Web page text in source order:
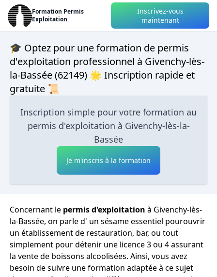
Formation Permis
Exploitation
Inscrivez-vous
maintenant
🎓 Optez pour une formation de permis
d'exploitation professionnel à Givenchy-lès-
la-Bassée (62149) 🌟 Inscription rapide et
gratuite 📜
Inscription simple pour votre formation au
permis d'exploitation à Givenchy-lès-la-
Bassée
Je m'inscris à la formation
Concernant le permis d'exploitation à Givenchy-lès-
la-Bassée, on parle d' un sésame essentiel pourouvrir
un établissement de restauration, bar, ou tout
simplement pour détenir une licence 3 ou 4 assurant
la vente de boissons alcoolisées. Ainsi, vous avez
besoin de suivre une formation adaptée à ce sujet